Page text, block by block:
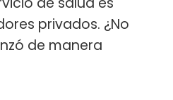
privados. ¿No
de manera